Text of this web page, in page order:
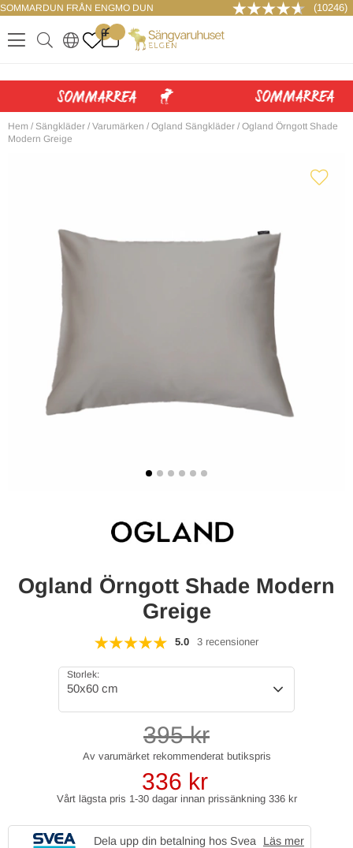
SOMMARDUN FRÅN ENGMO DUN (10246)
.
0
. ..
LOGGA IN
Hem / Sängkläder / Varumärken / Ogland Sängkläder / Ogland Örngott Shade
Modern Greige
Ogland Örngott Shade Modern
Greige
5.0 3 recensioner
Storlek:
50x60 cm
395kr
336 kr
Vårt lägsta pris 1-30 dagar innan prissänkning 336 kr
Dela upp din betalning hos Svea Läs mer